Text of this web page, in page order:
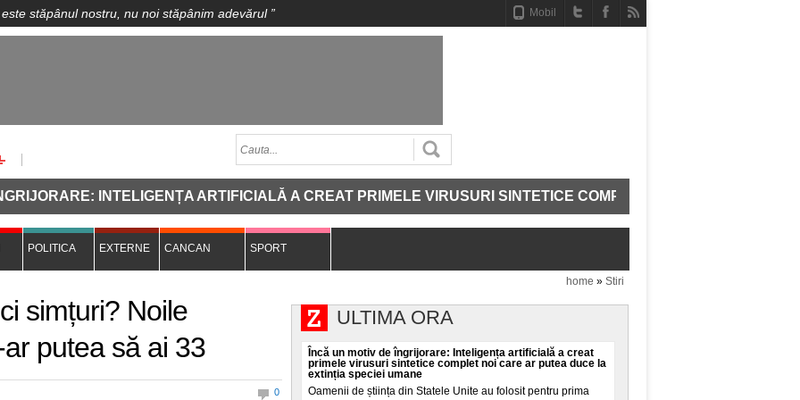
Mobil
stăpânul nostru, nu noi stăpânim adevărul”
INTELIGENȚA ARTIFICIALĂ A CREAT PRIMELE VIRUSURI SINTETICE COMPLET NOI CARE AR PUTEA
POLITICA EXTERNE CANCAN SPORT
home » Stiri
simțuri? Noile
putea să ai 33
0
ULTIMA ORA
Încă un motiv de îngrijorare: Inteligența artificială a creat
primele virusuri sintetice complet noi care ar putea duce la
extinția speciei umane
Oamenii de știința din Statele Unite au folosit pentru prima